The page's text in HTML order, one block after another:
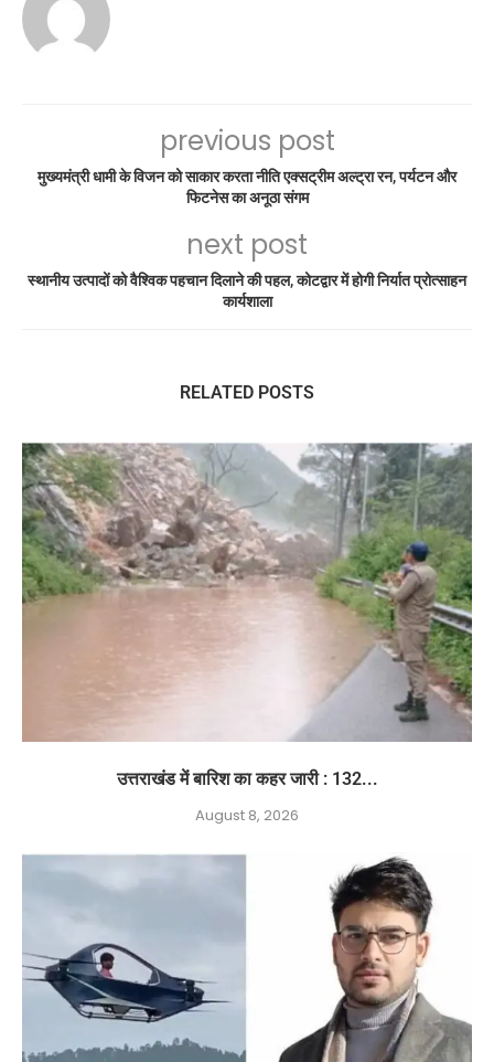
previous post
मुख्यमंत्री धामी के विजन को साकार करता नीति एक्सट्रीम अल्ट्रा रन, पर्यटन और
फिटनेस का अनूठा संगम
next post
स्थानीय उत्पादों को वैश्विक पहचान दिलाने की पहल, कोटद्वार में होगी निर्यात प्रोत्साहन
कार्यशाला
RELATED POSTS
उत्तराखंड में बारिश का कहर जारी : 132...
August 8, 2026